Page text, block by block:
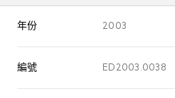
年份 2003
編號 ED2003.0038